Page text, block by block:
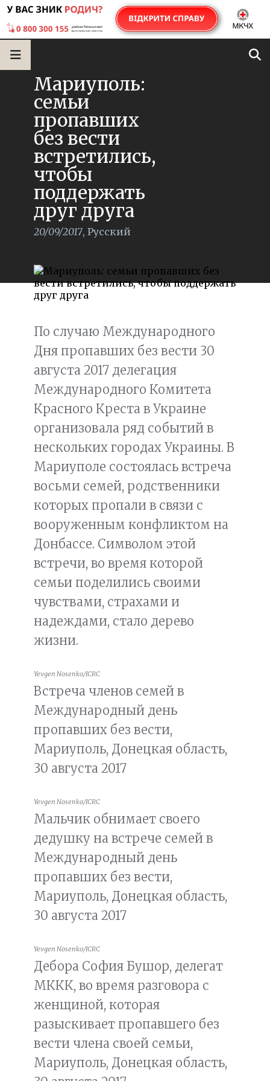
Мариуполь:
семьи
пропавших
без вести
встретились,
чтобы
поддержать
друг друга
20/09/2017, Русский
По случаю Международного
Дня пропавших без вести 30
августа 2017 делегация
Международного Комитета
Красного Креста в Украине
организовала ряд событий в
нескольких городах Украины. В
Мариуполе состоялась встреча
восьми семей, родственники
которых пропали в связи с
вооруженным конфликтом на
Донбассе. Символом этой
встречи, во время которой
семьи поделились своими
чувствами, страхами и
надеждами, стало дерево
жизни.
Yevgen Nosenko/ICRC
Встреча членов семей в
Международный день
пропавших без вести,
Мариуполь, Донецкая область,
30 августа 2017
Yevgen Nosenko/ICRC
Мальчик обнимает своего
дедушку на встрече семей в
Международный день
пропавших без вести,
Мариуполь, Донецкая область,
30 августа 2017
Yevgen Nosenko/ICRC
Дебора София Бушор, делегат
МККК, во время разговора с
женщиной, которая
разыскивает пропавшего без
вести члена своей семьи,
Мариуполь, Донецкая область,